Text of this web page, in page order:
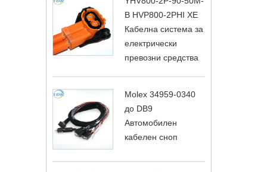
B HVP800-2PHI XE
Кабелна система за
електрически
превозни средства
Molex 34959-0340
до DB9
Автомобилен
кабелен сноп